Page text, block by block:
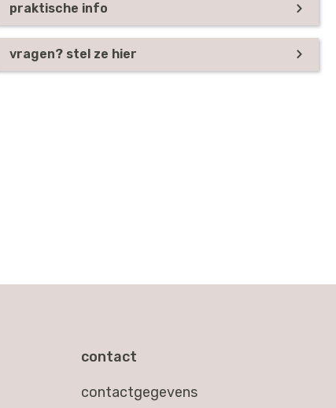
praktische info
vragen? stel ze hier
contact
contactgegevens